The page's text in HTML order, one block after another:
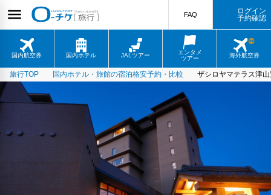
国内航空券 国内ホテル JALツアー
エンタメ
ツアー
海外航空券
FAQ
ログイン
予約確認
旅行TOP 国内ホテル・旅館の宿泊格安予約・比較 ザシロヤマテラス津